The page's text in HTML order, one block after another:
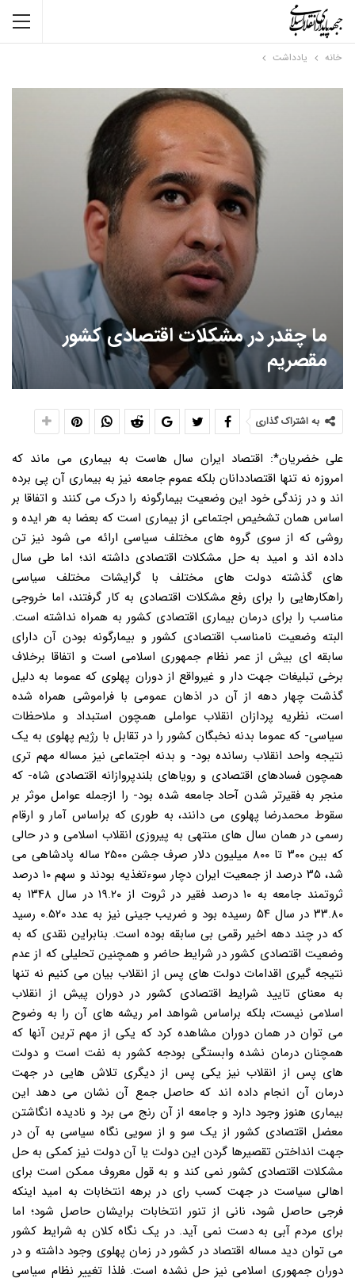
خانه یادداشت
ما چقدر در مشکلات اقتصادی کشور
مقصریم
به اشتراک گذاری
علی خضریان*: اقتصاد ایران سال هاست به بیماری می ماند که
امروزه نه تنها اقتصاددانان بلکه عموم جامعه نیز به بیماری آن پی برده
اند و در زندگی خود این وضعیت بیمارگونه را درک می کنند و اتفاقا بر
اساس همان تشخیص اجتماعی از بیماری است که بعضا به هر ایده و
روشی که از سوی گروه های مختلف سیاسی ارائه می شود نیز تن
داده اند و امید به حل مشکلات اقتصادی داشته اند؛ اما طی سال
های گذشته دولت های مختلف با گرایشات مختلف سیاسی
راهکارهایی را برای رفع مشکلات اقتصادی به کار گرفتند، اما خروجی
مناسب را برای درمان بیماری اقتصادی کشور به همراه نداشته است.
البته وضعیت نامناسب اقتصادی کشور و بیمارگونه بودن آن دارای
سابقه ای بیش از عمر نظام جمهوری اسلامی است و اتفاقا برخلاف
برخی تبلیغات جهت دار و غیرواقع از دوران پهلوی که عموما به دلیل
گذشت چهار دهه از آن در اذهان عمومی با فراموشی همراه شده
است، نظریه پردازان انقلاب عواملی همچون استبداد و ملاحظات
سیاسی- که عموما بدنه نخبگان کشور را در تقابل با رژیم پهلوی به یک
نتیجه واحد انقلاب رسانده بود- و بدنه اجتماعی نیز مساله مهم تری
همچون فسادهای اقتصادی و رویاهای بلندپروازانه اقتصادی شاه- که
منجر به فقیرتر شدن آحاد جامعه شده بود- را ازجمله عوامل موثر بر
سقوط محمدرضا پهلوی می دانند، به طوری که براساس آمار و ارقام
رسمی در همان سال های منتهی به پیروزی انقلاب اسلامی و در حالی
که بین ۳۰۰ تا ۸۰۰ میلیون دلار صرف جشن ۲۵۰۰ ساله پادشاهی می
شد، ۳۵ درصد از جمعیت ایران دچار سوءتغذیه بودند و سهم ۱۰ درصد
ثروتمند جامعه به ۱۰ درصد فقیر در ثروت از ۱۹.۲۰ در سال ۱۳۴۸ به
۳۳.۸۰ در سال ۵۴ رسیده بود و ضریب جینی نیز به عدد ۰.۵۲۰ رسید
که در چند دهه اخیر رقمی بی سابقه بوده است. بنابراین نقدی که به
وضعیت اقتصادی کشور در شرایط حاضر و همچنین تحلیلی که از عدم
نتیجه گیری اقدامات دولت های پس از انقلاب بیان می کنیم نه تنها
به معنای تایید شرایط اقتصادی کشور در دوران پیش از انقلاب
اسلامی نیست، بلکه براساس شواهد امر ریشه های آن را به وضوح
می توان در همان دوران مشاهده کرد که یکی از مهم ترین آنها که
همچنان درمان نشده وابستگی بودجه کشور به نفت است و دولت
های پس از انقلاب نیز یکی پس از دیگری تلاش هایی در جهت
درمان آن انجام داده اند که حاصل جمع آن نشان می دهد این
بیماری هنوز وجود دارد و جامعه از آن رنج می برد و نادیده انگاشتن
معضل اقتصادی کشور از یک سو و از سویی نگاه سیاسی به آن در
جهت انداختن تقصیرها گردن این دولت یا آن دولت نیز کمکی به حل
مشکلات اقتصادی کشور نمی کند و به قول معروف ممکن است برای
اهالی سیاست در جهت کسب رای در برهه انتخابات به امید اینکه
فرجی حاصل شود، نانی از تنور انتخابات برایشان حاصل شود؛ اما
برای مردم آبی به دست نمی آید. در یک نگاه کلان به شرایط کشور
می توان دید مساله اقتصاد در کشور در زمان پهلوی وجود داشته و در
دوران جمهوری اسلامی نیز حل نشده است. فلذا تغییر نظام سیاسی